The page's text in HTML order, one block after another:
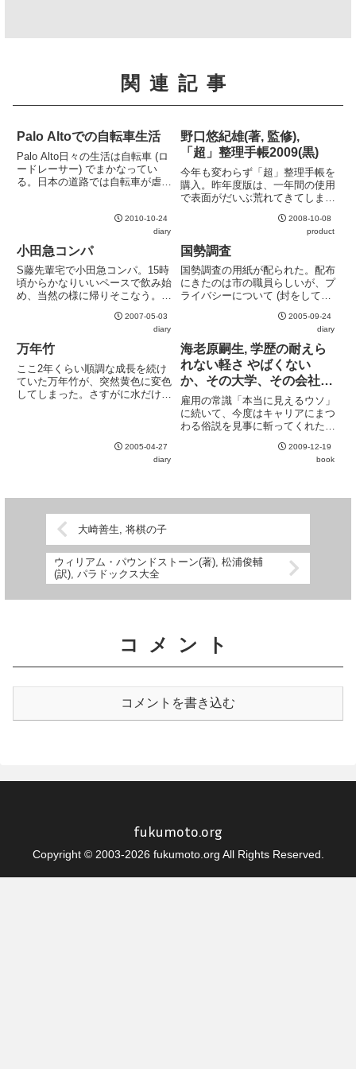
関連記事
Palo Altoでの自転車生活
Palo Alto日々の生活は自転車 (ロ
ードレーサー) でまかなってい
る。日本の道路では自転車が虐げ
らでは非常に気持ちよく走れる。
これは環境の違いが大きい。もち
ろん、私の滞在して...
2010-10-24
diary
野口悠紀雄(著, 監修),
「超」整理手帳2009(黒)
今年も変わらず「超」整理手帳を
購入。昨年度版は、一年間の使用
で表面がだいぶ荒れてきてしまっ
全に昨年度と同じように見える。
枯れてきたという意味では良いこ
とでもあるが、進化が止まってし
まった様でもあり、少し寂しい。
2008-10-08
product
小田急コンパ
S藤先輩宅で小田急コンパ。15時
頃からかなりいいペースで飲み始
め、当然の様に帰りそこなう。相
時間を過ごさせていただいた。多
2007-05-03
diary
国勢調査
国勢調査の用紙が配られた。配布
にきたのは市の職員らしいが、プ
ライバシーについて (封をして提
ことはない等) 、やけに丁寧に説
明していたのが印象的だった。や
っぱりこのご時世、ウルサく言わ
れているのだろうか。しかし...
2005-09-24
diary
万年竹
ここ2年くらい順調な成長を続け
ていた万年竹が、突然黄色に変色
してしまった。さすがに水だけで
2005-04-27
diary
海老原嗣生, 学歴の耐えら
れない軽さ やばくない
か、その大学、その会社、
その常識
雇用の常識「本当に見えるウソ」
に続いて、今度はキャリアにまつ
わる俗説を見事に斬ってくれた。
に寄った内容で、個別事例や労働
者視点でのキャリアプランにも触
ま...
2009-12-19
book
大崎善生, 将棋の子
ウィリアム・パウンドストーン(著), 松浦俊輔
(訳), パラドックス大全
コメント
コメントを書き込む
fukumoto.org
Copyright © 2003-2026 fukumoto.org All Rights Reserved.